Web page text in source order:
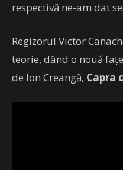
respectivă ne-am dat
Regizorul Victor
teorie, dând o nouă
de Ion Creangă, Capra